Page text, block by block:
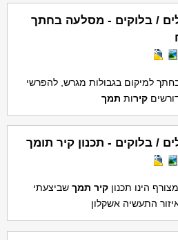
/ בלוקים - מסלעה בחתך
למיקום בגבולות מגרש, להפרשי
קירות תמך
/ בלוקים - תכנון קיר תומך
הינו תכנוןקיר תמך שביצעתי
התעשיה אשקלון